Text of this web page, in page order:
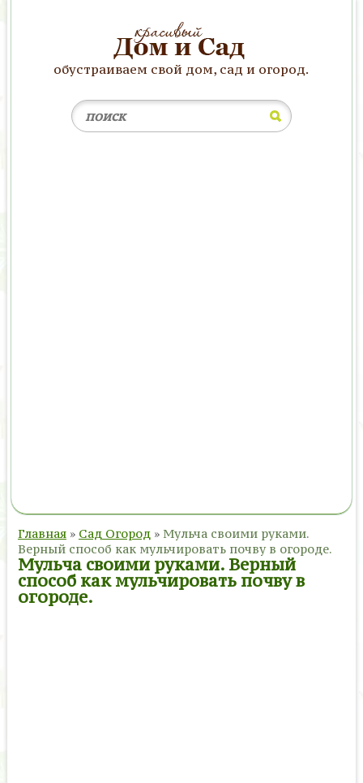
обустраиваем свой дом, сад и огород.
Главная » Сад Огород » Мульча своими руками.
Верный способ как мульчировать почву в огороде.
Мульча своими руками. Верный
способ как мульчировать почву в
огороде.